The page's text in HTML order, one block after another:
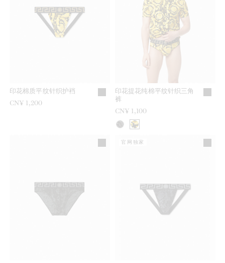
印花棉质平纹针织护裆
CN¥ 1,200
印花提花纯棉平纹针织三角
裤
CN¥ 1,100
官网独家